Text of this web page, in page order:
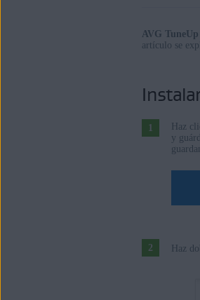
o 64
Apple
AVG
artículo se
Haz
y
Haz